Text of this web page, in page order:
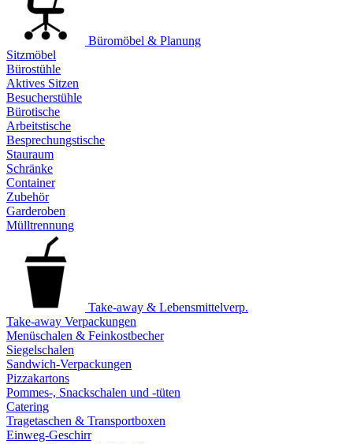
Büromöbel & Planung
Sitzmöbel
Bürostühle
Aktives Sitzen
Besucherstühle
Bürotische
Arbeitstische
Besprechungstische
Stauraum
Schränke
Container
Zubehör
Garderoben
Mülltrennung
Take-away & Lebensmittelverp.
Take-away Verpackungen
Menüschalen & Feinkostbecher
Siegelschalen
Sandwich-Verpackungen
Pizzakartons
Pommes-, Snackschalen und -tüten
Catering
Tragetaschen & Transportboxen
Einweg-Geschirr